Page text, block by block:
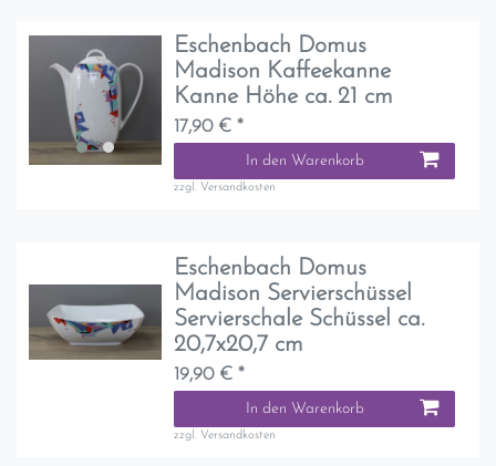
Eschenbach Domus
Madison Kaffeekanne
Kanne Höhe ca. 21 cm
17,90 € *
In den Warenkorb
zzgl. Versandkosten
Eschenbach Domus
Madison Servierschüssel
Servierschale Schüssel ca.
20,7x20,7 cm
19,90 € *
In den Warenkorb
zzgl. Versandkosten